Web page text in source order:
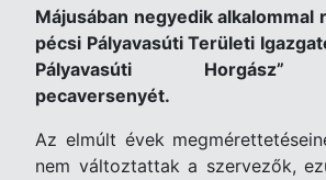
Májusában negyedik alkalommal
pécsi Pályavasúti Területi
Pályavasúti Horgász”
pecaversenyét.
Az elmúlt évek
nem változtattak a szervezők,